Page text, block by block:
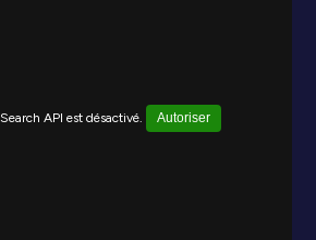
API est désactivé. Autoriser